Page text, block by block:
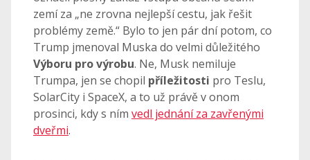
zemí za „ne zrovna nejlepší cestu, jak řešit
problémy země.“ Bylo to jen pár dní potom, co
Trump jmenoval Muska do velmi důležitého
Výboru pro výrobu. Ne, Musk nemiluje
Trumpa, jen se chopil příležitosti pro Teslu,
SolarCity i SpaceX, a to už právě v onom
prosinci, kdy s ním vedl jednání za zavřenými
dveřmi.